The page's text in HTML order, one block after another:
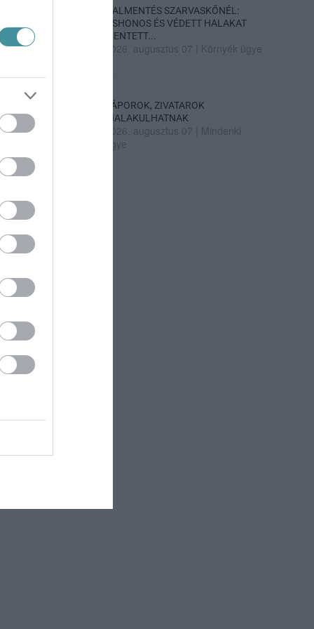
HALMENTÉS SZARVASKŐNÉL:
ŐSHONOS ÉS VÉDETT HALAKAT
MENTETT...
2026. augusztus 07 Környék ügye
ZÁPOROK, ZIVATAROK
KIALAKULHATNAK
2026. augusztus 07
Mindenki
ügye